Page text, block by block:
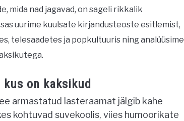
mida nad jagavad, on sageli rikkalik
uurime kuulsate kirjandusteoste esitlemist,
telesaadetes ja popkultuuris ning analüüsime
on kaksikud
armastatud lasteraamat jälgib kahe
kohtuvad suvekoolis, viies humoorikate